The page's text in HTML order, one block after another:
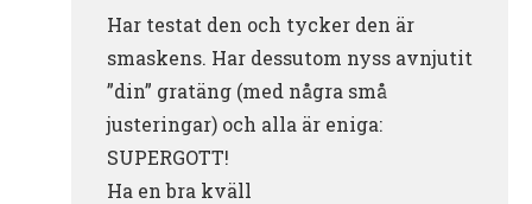
Har testat den och tycker den är
smaskens. Har dessutom nyss avnjutit
”din” gratäng (med några små
justeringar) och alla är eniga:
SUPERGOTT!
Ha en bra kväll